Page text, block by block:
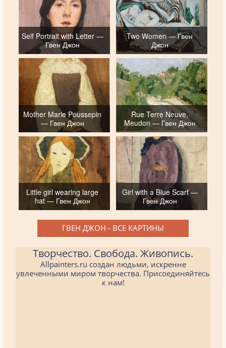
Self Portrait with Letter —
Гвен Джон
Two Women — Гвен
Джон
Mother Marie Poussepin
— Гвен Джон
Rue Terre Neuve,
Meudon — Гвен Джон
Little girl wearing large
hat — Гвен Джон
Girl with a Blue Scarf —
Гвен Джон
ГВЕН ДЖОН - ВСЕ КАРТИНЫ
Творчество. Свобода. Живопись.
Allpainters.ru создан людьми, искренне
увлеченными миром творчества. Присоединяйтесь
к нам!